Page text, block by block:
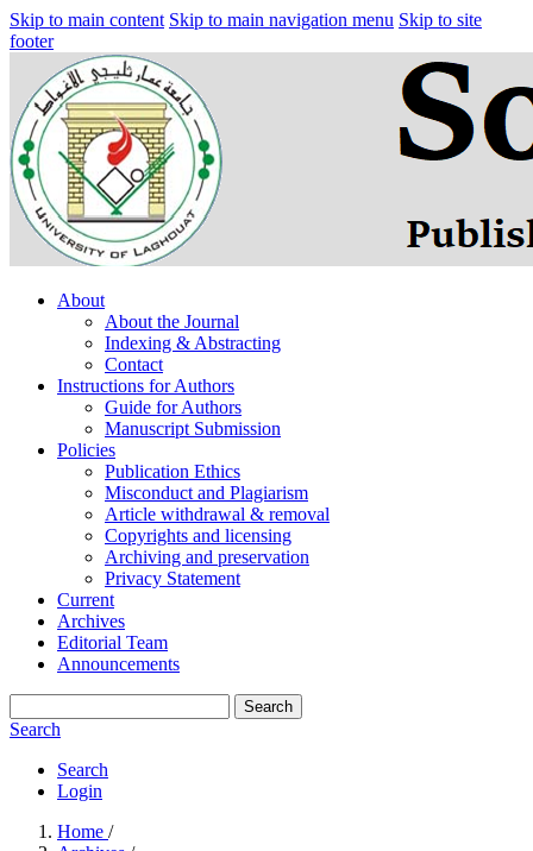
Skip to main content Skip to main navigation menu Skip to site
footer
About
About the Journal
Indexing & Abstracting
Contact
Instructions for Authors
Guide for Authors
Manuscript Submission
Policies
Publication Ethics
Misconduct and Plagiarism
Article withdrawal & removal
Copyrights and licensing
Archiving and preservation
Privacy Statement
Current
Archives
Editorial Team
Announcements
Search
Search
Search
Login
Home /